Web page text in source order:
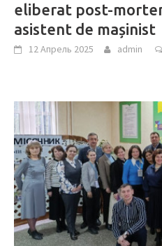
eliberat post-
asistent de mașinist
12 Апрель 2025 admin